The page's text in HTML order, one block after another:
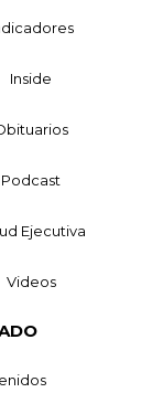
Inside
Podcast
Ejecutiva
Videos